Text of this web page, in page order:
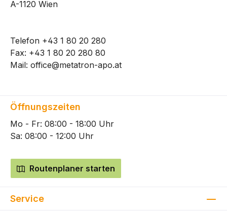
A-1120 Wien
Telefon +43 1 80 20 280
Fax: +43 1 80 20 280 80
Mail: office@metatron-apo.at
Öffnungszeiten
Mo - Fr: 08:00 - 18:00 Uhr
Sa: 08:00 - 12:00 Uhr
Routenplaner starten
Service